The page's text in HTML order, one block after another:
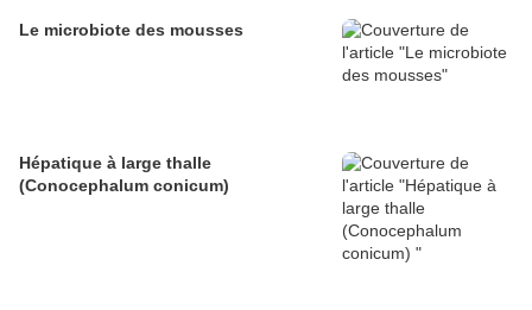
Le microbiote des mousses
Hépatique à large thalle
(Conocephalum conicum)